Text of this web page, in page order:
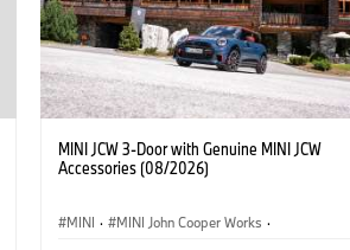
MINI JCW 3-Door with Genuine MINI JCW
Accessories (08/2026)
MINI · MINI John Cooper Works ·